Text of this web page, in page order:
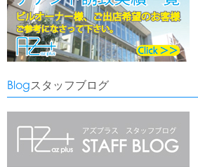
Blogスタッフブログ